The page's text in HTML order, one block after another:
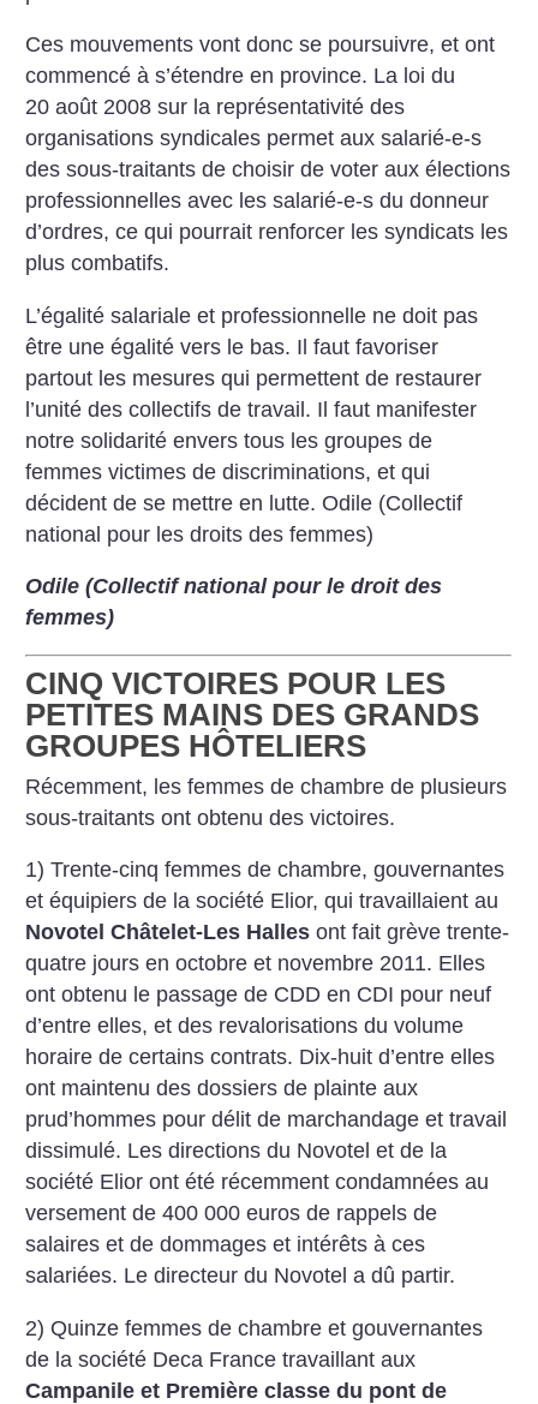
Ces mouvements vont donc se poursuivre, et ont
commencé à s’étendre en province. La loi du
20 août 2008 sur la représentativité des
organisations syndicales permet aux salarié-e-s
des sous-traitants de choisir de voter aux élections
professionnelles avec les salarié-e-s du donneur
d’ordres, ce qui pourrait renforcer les syndicats les
plus combatifs.
L’égalité salariale et professionnelle ne doit pas
être une égalité vers le bas. Il faut favoriser
partout les mesures qui permettent de restaurer
l’unité des collectifs de travail. Il faut manifester
notre solidarité envers tous les groupes de
femmes victimes de discriminations, et qui
décident de se mettre en lutte. Odile (Collectif
national pour les droits des femmes)
Odile (Collectif national pour le droit des
femmes)
CINQ VICTOIRES POUR LES
PETITES MAINS DES GRANDS
GROUPES HÔTELIERS
Récemment, les femmes de chambre de plusieurs
sous-traitants ont obtenu des victoires.
1) Trente-cinq femmes de chambre, gouvernantes
et équipiers de la société Elior, qui travaillaient au
Novotel Châtelet-Les Halles ont fait grève trente-
quatre jours en octobre et novembre 2011. Elles
ont obtenu le passage de CDD en CDI pour neuf
d’entre elles, et des revalorisations du volume
horaire de certains contrats. Dix-huit d’entre elles
ont maintenu des dossiers de plainte aux
prud’hommes pour délit de marchandage et travail
dissimulé. Les directions du Novotel et de la
société Elior ont été récemment condamnées au
versement de 400 000 euros de rappels de
salaires et de dommages et intérêts à ces
salariées. Le directeur du Novotel a dû partir.
2) Quinze femmes de chambre et gouvernantes
de la société Deca France travaillant aux
Campanile et Première classe du pont de